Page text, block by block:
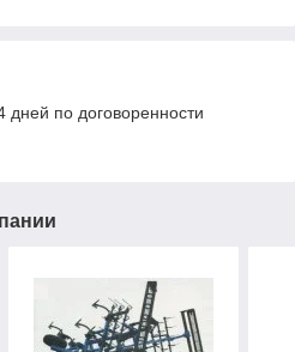
дней по договоренности